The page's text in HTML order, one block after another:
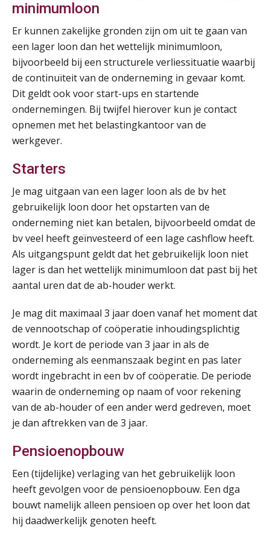
minimumloon
Er kunnen zakelijke gronden zijn om uit te gaan van
een lager loon dan het wettelijk minimumloon,
bijvoorbeeld bij een structurele verliessituatie waarbij
de continuïteit van de onderneming in gevaar komt.
Dit geldt ook voor start-ups en startende
ondernemingen. Bij twijfel hierover kun je contact
opnemen met het belastingkantoor van de
werkgever.
Starters
Je mag uitgaan van een lager loon als de bv het
gebruikelijk loon door het opstarten van de
onderneming niet kan betalen, bijvoorbeeld omdat de
bv veel heeft geïnvesteerd of een lage cashflow heeft.
Als uitgangspunt geldt dat het gebruikelijk loon niet
lager is dan het wettelijk minimumloon dat past bij het
aantal uren dat de ab-houder werkt.
Je mag dit maximaal 3 jaar doen vanaf het moment dat
de vennootschap of coöperatie inhoudingsplichtig
wordt. Je kort de periode van 3 jaar in als de
onderneming als eenmanszaak begint en pas later
wordt ingebracht in een bv of coöperatie. De periode
waarin de onderneming op naam of voor rekening
van de ab-houder of een ander werd gedreven, moet
je dan aftrekken van de 3 jaar.
Pensioenopbouw
Een (tijdelijke) verlaging van het gebruikelijk loon
heeft gevolgen voor de pensioenopbouw. Een dga
bouwt namelijk alleen pensioen op over het loon dat
hij daadwerkelijk genoten heeft.
11
Markus Verbeek Praehep
14
AUG
Markus Verbeek Praehep
17
AUG
Module Arbeidsrecht en Sociale Zekerheid VPS
Markus Verbeek Praehep